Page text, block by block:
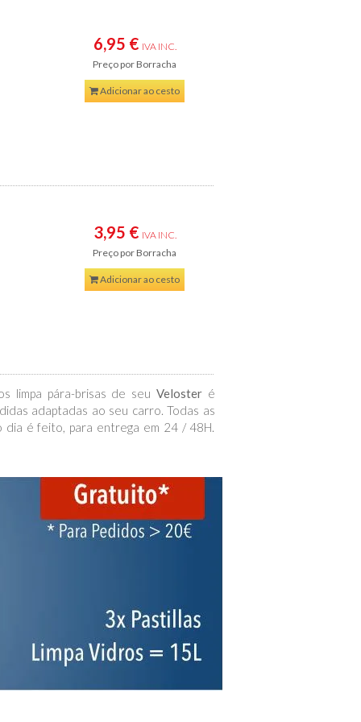
6,95 € IVA INC.
Preço por Borracha
Adicionar ao cesto
3,95 € IVA INC.
Preço por Borracha
Adicionar ao cesto
limpa pára-brisas de seu Velosteré
adaptadas ao seu carro. Todas as
dia é feito, para entrega em 24 / 48H.